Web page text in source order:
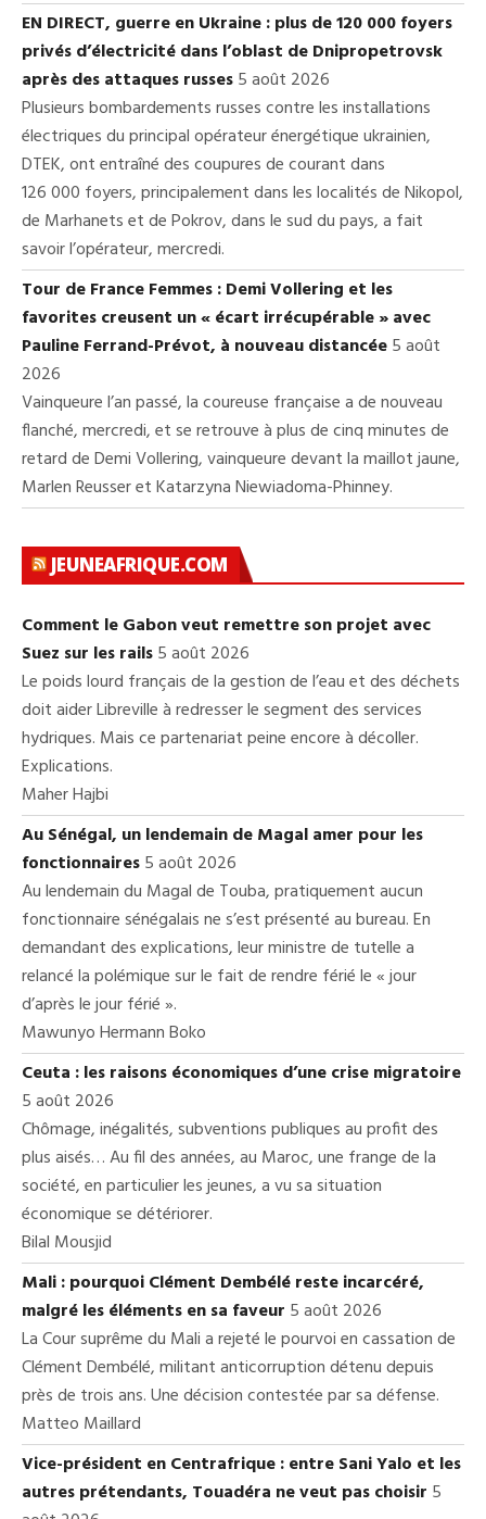
EN DIRECT, guerre en Ukraine : plus de 120 000 foyers
privés d’électricité dans l’oblast de Dnipropetrovsk
après des attaques russes5 août 2026
Plusieurs bombardements russes contre les installations
électriques du principal opérateur énergétique ukrainien,
DTEK, ont entraîné des coupures de courant dans
126 000 foyers, principalement dans les localités de Nikopol,
de Marhanets et de Pokrov, dans le sud du pays, a fait
savoir l’opérateur, mercredi.
Tour de France Femmes : Demi Vollering et les
favorites creusent un « écart irrécupérable » avec
Pauline Ferrand-Prévot, à nouveau distancée5 août
2026
Vainqueure l’an passé, la coureuse française a de nouveau
flanché, mercredi, et se retrouve à plus de cinq minutes de
retard de Demi Vollering, vainqueure devant la maillot jaune,
Marlen Reusser et Katarzyna Niewiadoma-Phinney.
JEUNEAFRIQUE.COM
Comment le Gabon veut remettre son projet avec
Suez sur les rails5 août 2026
Le poids lourd français de la gestion de l’eau et des déchets
doit aider Libreville à redresser le segment des services
hydriques. Mais ce partenariat peine encore à décoller.
Explications.
Maher Hajbi
Au Sénégal, un lendemain de Magal amer pour les
fonctionnaires5 août 2026
Au lendemain du Magal de Touba, pratiquement aucun
fonctionnaire sénégalais ne s’est présenté au bureau. En
demandant des explications, leur ministre de tutelle a
relancé la polémique sur le fait de rendre férié le « jour
d’après le jour férié ».
Mawunyo Hermann Boko
Ceuta : les raisons économiques d’une crise migratoire
5 août 2026
Chômage, inégalités, subventions publiques au profit des
plus aisés… Au fil des années, au Maroc, une frange de la
société, en particulier les jeunes, a vu sa situation
économique se détériorer.
Bilal Mousjid
Mali : pourquoi Clément Dembélé reste incarcéré,
malgré les éléments en sa faveur 5 août 2026
La Cour suprême du Mali a rejeté le pourvoi en cassation de
Clément Dembélé, militant anticorruption détenu depuis
près de trois ans. Une décision contestée par sa défense.
Matteo Maillard
Vice-président en Centrafrique : entre Sani Yalo et les
autres prétendants, Touadéra ne veut pas choisir 5